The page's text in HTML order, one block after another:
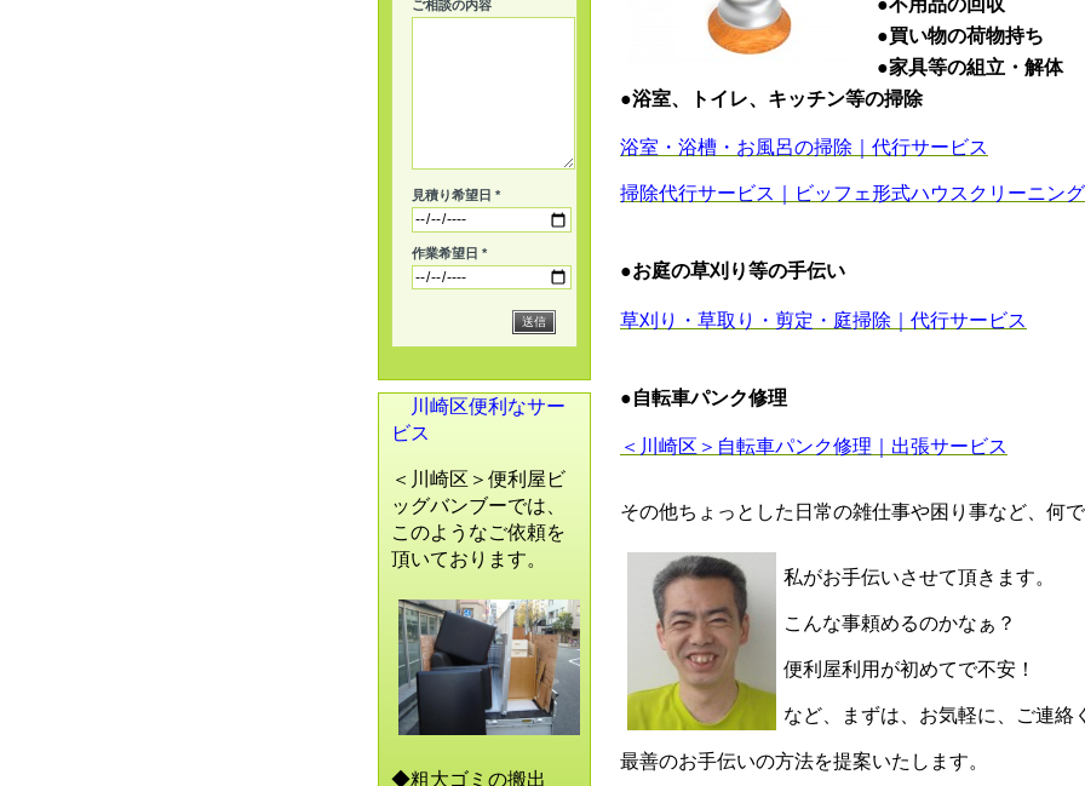
●買い物の荷物持ち
●家具等の組立・解体
●浴室、トイレ、キッチン等の掃除
浴室・浴槽・お風呂の掃除｜代行サービス
掃除代行サービス｜ビッフェ形式ハウスクリーニング
●お庭の草刈り等の手伝い
草刈り・草取り・剪定・庭掃除｜代行サービス
●自転車パンク修理
＜川崎区＞自転車パンク修理｜出張サービス
その他ちょっとした日常の雑仕事や困り事など、何
私がお手伝いさせて頂きます。
こんな事頼めるのかなぁ？
便利屋利用が初めてで不安！
など、まずは、お気軽に、ご連絡
最善のお手伝いの方法を提案いたします。
ご相談の内容
見積り希望日 *
作業希望日 *
川崎区便利なサー
ビス
＜川崎区＞便利屋ビ
ッグバンブーでは、
このようなご依頼を
頂いております。
◆粗大ゴミの搬出